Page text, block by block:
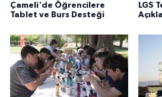
Çameli'de Öğrencilere
Tablet ve Burs Desteği
LGS